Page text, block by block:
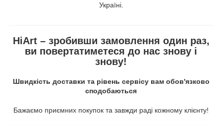
Україні.
HiArt – зробивши замовлення один раз,
ви повертатиметеся до нас знову і
знову!
Швидкість доставки та рівень сервісу вам обов'язково
сподобаються
Бажаємо приємних покупок та завжди раді кожному клієнту!